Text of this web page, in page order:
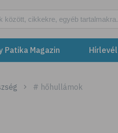
Patika Magazin Hírlevél
# hőhullámok